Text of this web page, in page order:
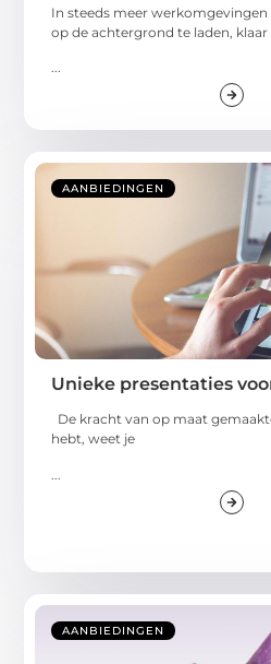
In steeds meer
op de achtergrond te laden,
...
AANBIEDINGEN
Unieke presentaties
De kracht van op maat
hebt, weet je
AANBIEDINGEN